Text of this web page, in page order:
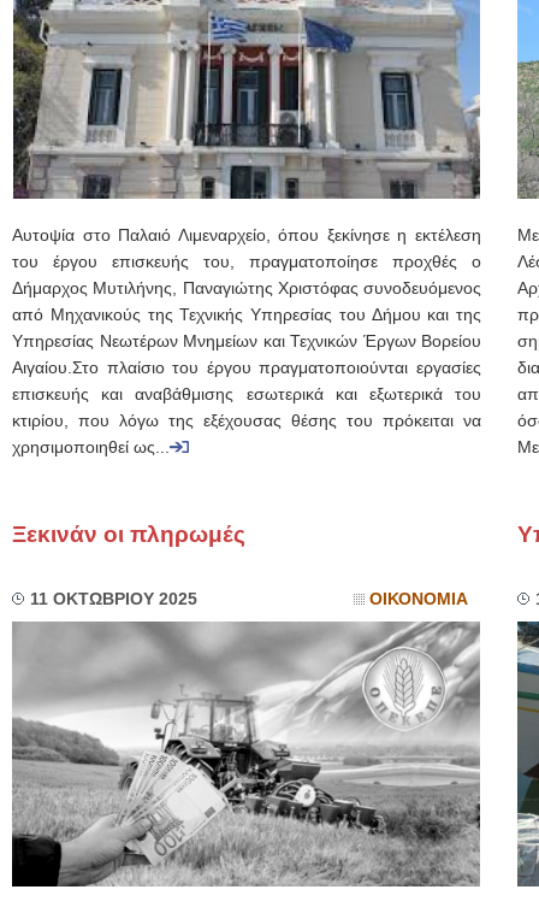
Αυτοψία στο Παλαιό Λιμεναρχείο, όπου ξεκίνησε η εκτέλεση
του έργου επισκευής του, πραγματοποίησε προχθές ο
Δήμαρχος Μυτιλήνης, Παναγιώτης Χριστόφας συνοδευόμενος
από Μηχανικούς της Τεχνικής Υπηρεσίας του Δήμου και της
Υπηρεσίας Νεωτέρων Μνημείων και Τεχνικών Έργων Βορείου
Αιγαίου.Στο πλαίσιο του έργου πραγματοποιούνται εργασίες
επισκευής και αναβάθμισης εσωτερικά και εξωτερικά του
κτιρίου, που λόγω της εξέχουσας θέσης του πρόκειται να
χρησιμοποιηθεί ως...
Ξεκινάν οι πληρωμές
11 ΟΚΤΩΒΡΙΟΥ 2025 ΟΙΚΟΝΟΜΙΑ